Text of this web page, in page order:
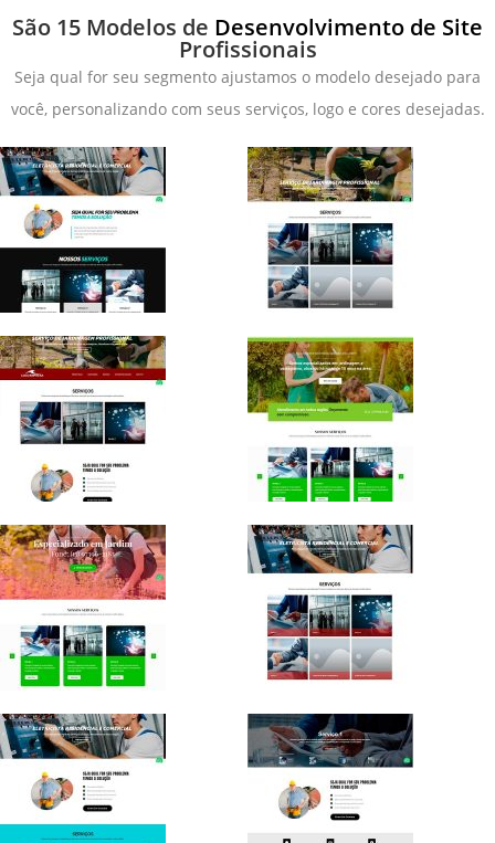
São 15 Modelos de Desenvolvimento de Site
Profissionais
Seja qual for seu segmento ajustamos o modelo desejado para
você, personalizando com seus serviços, logo e cores desejadas.